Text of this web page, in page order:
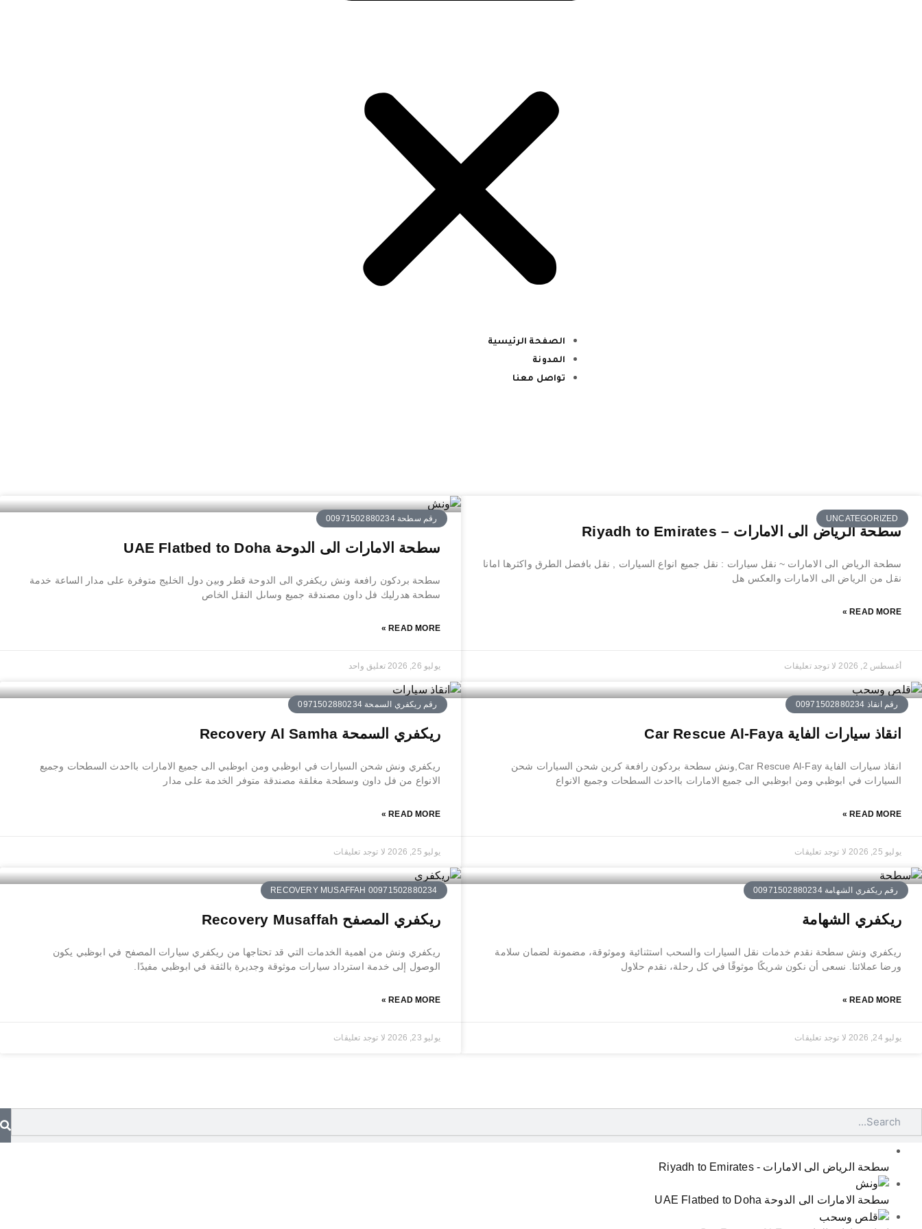
الصفحة الرئيسية
المدونة
تواصل معنا
UNCATEGORIZED
سطحة الرياض الى الامارات – Riyadh to Emirates
سطحة الرياض الى الامارات ~ نقل سيارات : نقل جميع انواع السيارات , نقل بافضل الطرق واكثرها امانا
نقل من الرياض الى الامارات والعكس هل
READ MORE »
أغسطس 2, 2026 لا توجد تعليقات
رقم سطحة 00971502880234
سطحة الامارات الى الدوحة UAE Flatbed to Doha
سطحة بردكون رافعة ونش ريكفري الى الدوحة قطر وبين دول الخليج متوفرة على مدار الساعة خدمة
سطحة هدرليك فل داون مصندقة جميع وساىل النقل الخاص
READ MORE »
يوليو 26, 2026 تعليق واحد
رقم انقاذ 00971502880234
انقاذ سيارات الفاية Car Rescue Al-Faya
انقاذ سيارات الفاية Car Rescue Al-Fay,ونش سطحة بردكون رافعة كرين شحن السيارات شحن
السيارات في ابوظبي ومن ابوظبي الى جميع الامارات بااحدث السطحات وجميع الانواع
READ MORE »
يوليو 25, 2026 لا توجد تعليقات
رقم ريكفري السمحة 0971502880234
ريكفري السمحة Recovery Al Samha
ريكفري ونش شحن السيارات في ابوظبي ومن ابوظبي الى جميع الامارات بااحدث السطحات وجميع
الانواع من فل داون وسطحة مغلقة مصندقة متوفر الخدمة على مدار
READ MORE »
يوليو 25, 2026 لا توجد تعليقات
رقم ريكفري الشهامة 00971502880234
ريكفري الشهامة
ريكفري ونش سطحة نقدم خدمات نقل السيارات والسحب استثنائية وموثوقة، مضمونة لضمان سلامة
ورضا عملائنا. نسعى أن نكون شريكًا موثوقًا في كل رحلة، نقدم حلاول
READ MORE »
يوليو 24, 2026 لا توجد تعليقات
RECOVERY MUSAFFAH 00971502880234
ريكفري المصفح Recovery Musaffah
ريكفري ونش من اهمية الخدمات التي قد تحتاجها من ريكفري سيارات المصفح في ابوظبي يكون
الوصول إلى خدمة استرداد سيارات موثوقة وجديرة بالثقة في ابوظبي مفيدًا.
READ MORE »
يوليو 23, 2026 لا توجد تعليقات
سطحة الرياض الى الامارات - Riyadh to Emirates
سطحة الامارات الى الدوحة UAE Flatbed to Doha